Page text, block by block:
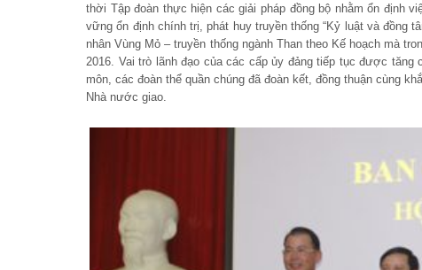
thời Tập đoàn thực hiện các giải pháp đồng bộ nhằm ổn định
vững ổn định chính trị, phát huy truyền thống “Kỷ luật và đồng
nhân Vùng Mỏ – truyền thống ngành Than theo Kế hoạch mà
2016. Vai trò lãnh đạo của các cấp ủy đảng tiếp tục được
môn, các đoàn thể quần chúng đã đoàn kết, đồng thuận cùng
Nhà nước giao.